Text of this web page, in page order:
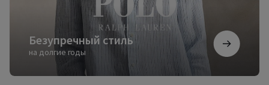
Безупречный стиль
на долгие годы